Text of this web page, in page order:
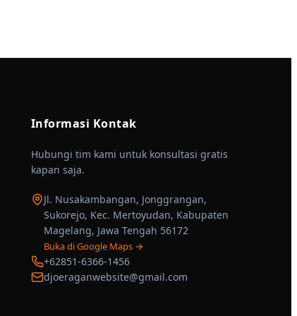
Informasi Kontak
Hubungi tim kami untuk konsultasi gratis
kapan saja.
Jl. Nusakambangan, Jonggrangan,
Sukorejo, Kec. Mertoyudan, Kabupaten
Magelang, Jawa Tengah 56172
Buka di Google Maps →
+62851-6366-1456
djoeraganwebsite@gmail.com